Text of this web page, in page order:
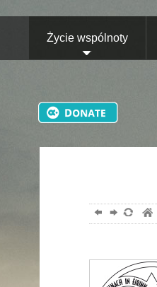
Życie wspólnoty